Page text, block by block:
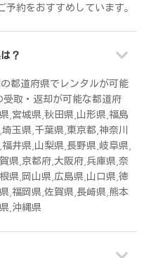
約をおすすめしています。
？
都道府県でレンタルが可能
取・返却が可能な都道府
,宮城県,秋田県,山形県,福島
玉県,千葉県,東京都,神奈川
井県,山梨県,長野県,岐阜県,
県,京都府,大阪府,兵庫県,奈
県,岡山県,広島県,山口県,徳
,福岡県,佐賀県,長崎県,熊本
,沖縄県